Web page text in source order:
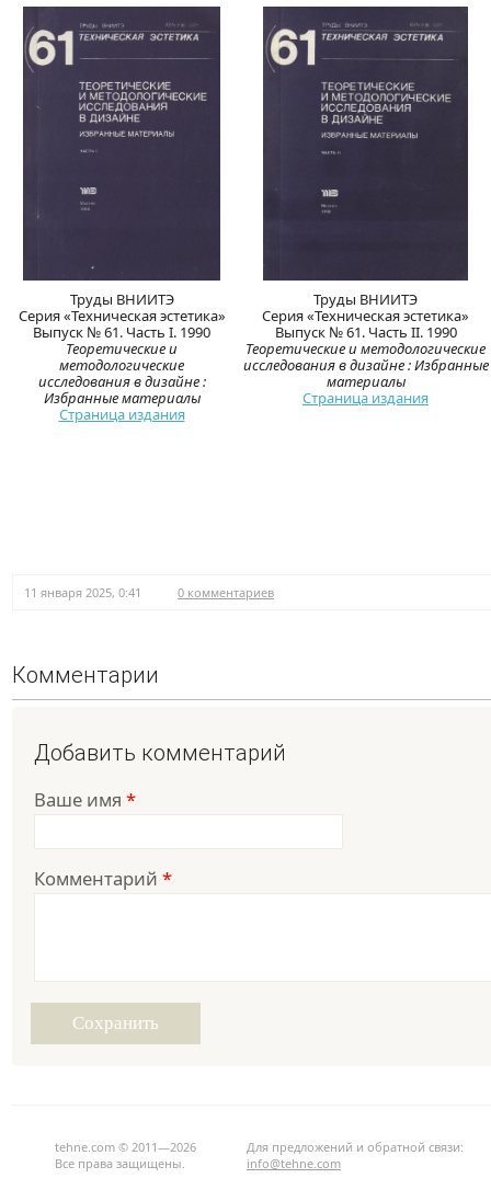
Труды ВНИИТЭ
Серия «Техническая эстетика»
Выпуск № 61. Часть I. 1990
Теоретические и
методологические
исследования в дизайне :
Избранные материалы
Страница издания
Труды ВНИИТЭ
Серия «Техническая эстетика»
Выпуск № 61. Часть II. 1990
Теоретические и методологические
исследования в дизайне : Избранные
материалы
Страница издания
11 января 2025, 0:41 0 комментариев
Комментарии
Добавить комментарий
Ваше имя *
Комментарий *
tehne.com © 2011—2026
Все права защищены.
Для предложений и обратной связи:
info@tehne.com